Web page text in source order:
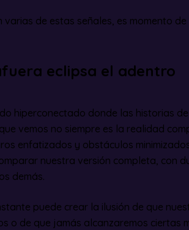
varias de estas señales, es momento
eclipsa el adentro
hiperconectado donde las historias
vemos no siempre es la realidad
enfatizados y obstáculos
nuestra versión completa, con
demás.
puede crear la ilusión de que
o de que jamás alcanzaremos ciertas